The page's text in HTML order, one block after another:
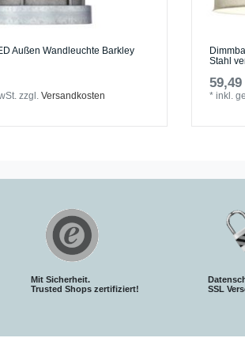
Außen Wandleuchte Barkley
zzgl.Versandkosten
Stahl
*inkl.
Mit Sicherheit.
Trusted Shops zertifiziert!
SSL